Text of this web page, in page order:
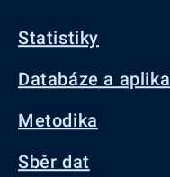
Statistiky
Databáze a
Metodika
Sběr dat